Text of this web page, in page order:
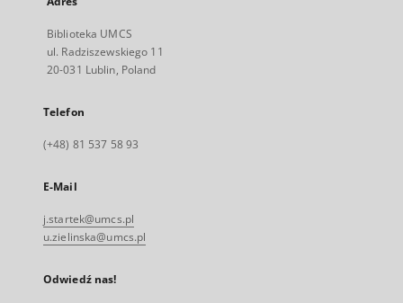
Biblioteka UMCS
ul. Radziszewskiego 11
20-031 Lublin, Poland
Telefon
(+48) 81 537 58 93
E-Mail
j.startek@umcs.pl
u.zielinska@umcs.pl
Odwiedź nas!